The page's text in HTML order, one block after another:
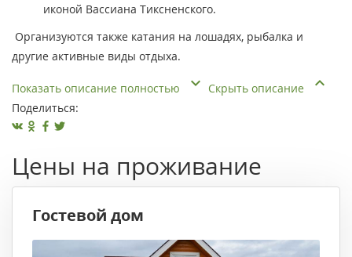
иконой Вассиана Тиксненского.
Организуются также катания на лошадях, рыбалка и
другие активные виды отдыха.
Показать описание полностью
Скрыть описание
Поделиться:
Цены на проживание
Гостевой дом